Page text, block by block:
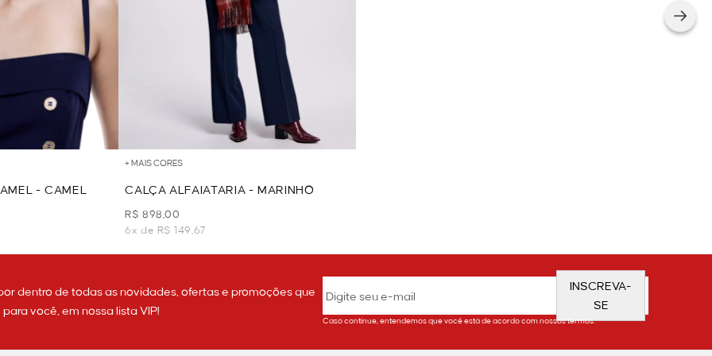
- CAMEL
+ MAIS CORES
CALÇA ALFAIATARIA - MARINHO
R$ 898,00
6x de R$ 149,67
dentro de todas as novidades, ofertas e promoções que
você, em nossa lista VIP!
INSCREVA-
SE
Caso continue, entendemos que você está de acordo com nossos termos.